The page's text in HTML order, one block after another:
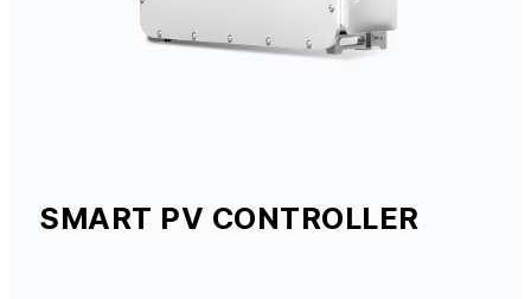
SMART PV CONTROLLER